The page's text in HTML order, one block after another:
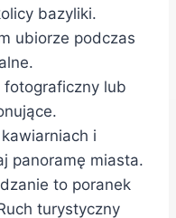
bazyliki.
ubiorze podczas
lub
i
panoramę miasta.
to poranek
turystyczny